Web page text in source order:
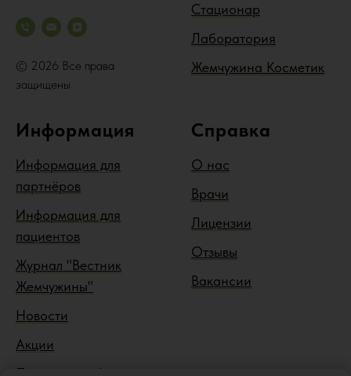
© 2026 Все права
защищены
Стационар
Лаборатория
Жемчужина Косметик
Информация
Информация для
партнёров
Информация для
пациентов
Журнал "Вестник
Жемчужины"
Новости
Акции
Справка
О нас
Врачи
Лицензии
Отзывы
Вакансии